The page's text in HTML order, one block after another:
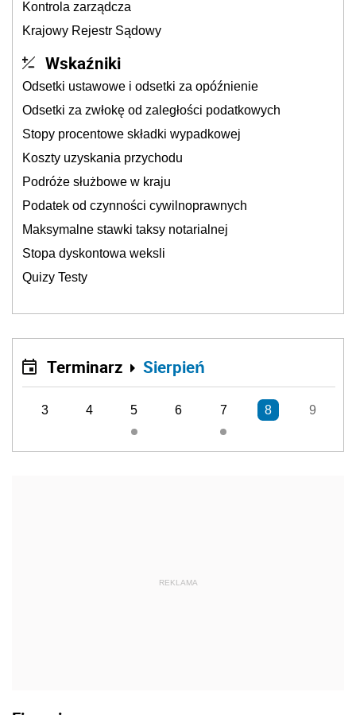
Kontrola zarządcza
Krajowy Rejestr Sądowy
Wskaźniki
Odsetki ustawowe i odsetki za opóźnienie
Odsetki za zwłokę od zaległości podatkowych
Stopy procentowe składki wypadkowej
Koszty uzyskania przychodu
Podróże służbowe w kraju
Podatek od czynności cywilnoprawnych
Maksymalne stawki taksy notarialnej
Stopa dyskontowa weksli
Quizy Testy
Terminarz Sierpień
3 4 5 6 7 8 9
REKLAMA